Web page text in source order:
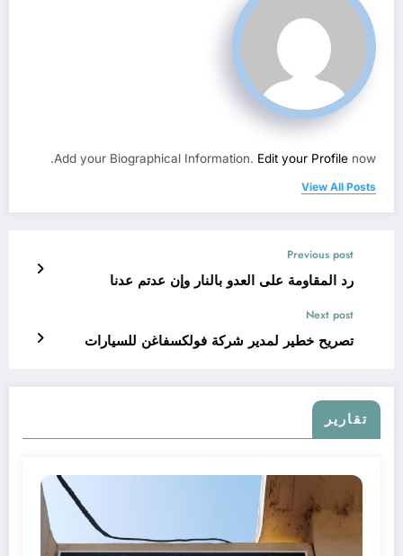
Add your Biographical Information. Edit your Profile now.
View All Posts
Previous post
رد المقاومة على العدو بالنار وإن عدتم عدنا
Next post
تصريح خطير لمدير شركة فولكسفاغن للسيارات
تقارير